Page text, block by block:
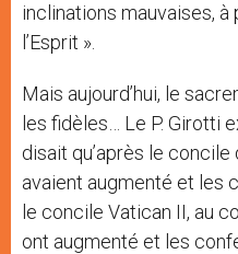
inclinations mauvaises,
l’Esprit ».
Mais aujourd’hui, le
les fidèles… Le P. Girotti
disait qu’après le
avaient augmenté et les
le concile Vatican II, au
ont augmenté et les